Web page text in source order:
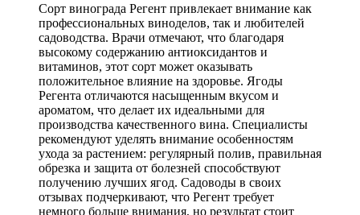
Сорт винограда Регент привлекает внимание как
профессиональных виноделов, так и любителей
садоводства. Врачи отмечают, что благодаря
высокому содержанию антиоксидантов и
витаминов, этот сорт может оказывать
положительное влияние на здоровье. Ягоды
Регента отличаются насыщенным вкусом и
ароматом, что делает их идеальными для
производства качественного вина. Специалисты
рекомендуют уделять внимание особенностям
ухода за растением: регулярный полив, правильная
обрезка и защита от болезней способствуют
получению лучших ягод. Садоводы в своих
отзывах подчеркивают, что Регент требует
немного больше внимания, но результат стоит